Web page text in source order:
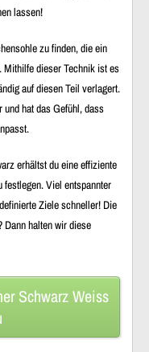
lassen!
zu finden, die ein
dieser Technik ist es
auf diesen Teil verlagert.
hat das Gefühl, dass
erhältst du eine effiziente
festlegen. Viel entspannter
Ziele schneller! Die
Dann halten wir diese
Schwarz Weiss